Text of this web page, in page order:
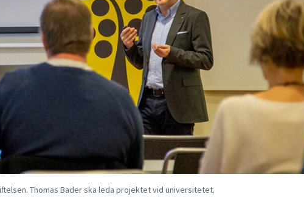
Thomas Bader ska leda projektet vid universitetet.